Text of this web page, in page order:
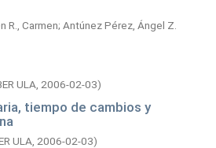
R., Carmen; Antúnez Pérez, Ángel Z.
ULA, 2006-02-03)
tiempo de cambios y
ULA, 2006-02-03)